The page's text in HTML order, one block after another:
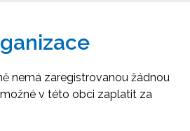
nemá zaregistrovanou žádnou
v této obci zaplatit za